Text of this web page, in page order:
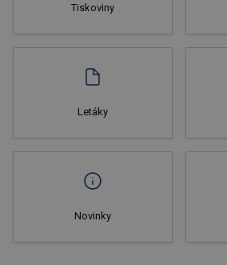
Tiskoviny
Letáky
Novinky